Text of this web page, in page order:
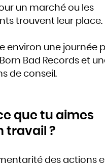
un marché ou les
trouvent leur place.
environ une journée
Bad Records et
de conseil.
que tu aimes
travail ?
des actions